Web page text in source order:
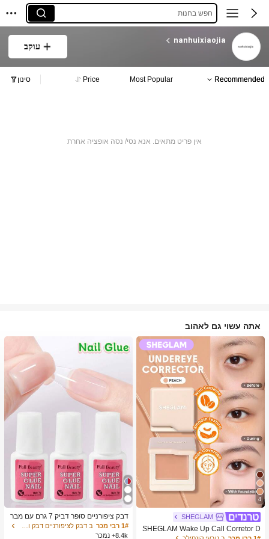
חפש בחנות
nanhuixiaojia
עוקב
Recommended
Most Popular
Price סינון
אין פריט מתאים. אנא נסי/ נסה אופציה אחרת
אתה עשוי גם לאהוב
4
SHEGLAM
SHEGLAM Wake Up Call Corretor D
דבק ציפורניים סופר דביק 7 גרם עם מבר
שת, דבק ג'ל מהיר ייבוש, מתאים לציפורנ
יים מלאכותיות, ציפורני אקריל, ציפורני ה
1# רבי מכר
8.4k+ נמכר